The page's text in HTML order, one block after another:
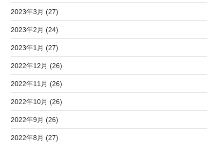
2023年3月 (27)
2023年2月 (24)
2023年1月 (27)
2022年12月 (26)
2022年11月 (26)
2022年10月 (26)
2022年9月 (26)
2022年8月 (27)